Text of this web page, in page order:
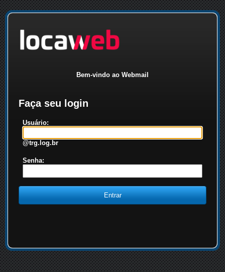
Bem-vindo ao Webmail
Faça seu login
Usuário:
@trg.log.br
Senha: